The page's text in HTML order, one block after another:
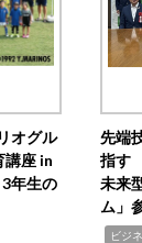
オグル
講座 in
年生の
先端
指す
未来
ム」
ビジ